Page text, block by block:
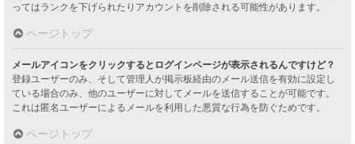
ってはランクを下げられたりアカウントを削除される可能性があります。
ページトップ
メールアイコンをクリックするとログインページが表示されるんですけど？
登録ユーザーのみ、そして管理人が掲示板経由のメール送信を有効に設定し
ている場合のみ、他のユーザーに対してメールを送信することが可能です。
これは匿名ユーザーによるメールを利用した悪質な行為を防ぐためです。
ページトップ